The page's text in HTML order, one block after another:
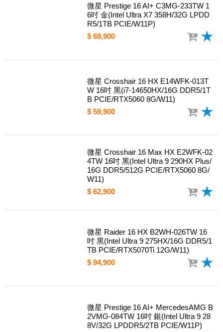
微星 Modern 16S AI+ G3MG-030TW 1
6吋 灰(Intel Ultra 7 355/16G DDR5/1T
B PCIE/W11)
$ 40,900
微星 Prestige 16 AI+ C3MG-233TW 1
6吋 金(Intel Ultra X7 358H/32G LPDD
R5/1TB PCIE/W11P)
$ 69,900
微星 Crosshair 16 HX E14WFK-013T
W 16吋 黑(i7-14650HX/16G DDR5/1T
B PCIE/RTX5060 8G/W11)
$ 59,900
4TW 16吋 黑(Intel Ultra 9 290HX Plus/
16G DDR5/512G PCIE/RTX5060 8G/
W11)
$ 62,900
微星 Raider 16 HX B2WH-026TW 16
吋 黑(Intel Ultra 9 275HX/16G DDR5/1
TB PCIE/RTX5070Ti 12G/W11)